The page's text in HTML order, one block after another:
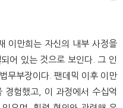
이만희는 자신의 내부 사정을
어 있는 것으로 보인다. 그 인
무부장이다. 팬데믹 이후 이만
경험했고, 이 과정에서 수십억